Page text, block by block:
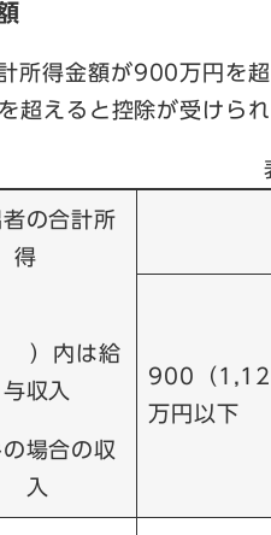
所得金額が900万円を
超えると控除が受けられ
の合計所
得
）内は給
与収入
場合の収
入
900（
万円以下